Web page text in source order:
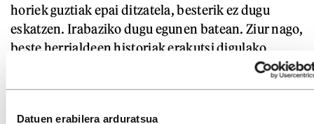
Datuen erabilera arduratsua
horiek guztiak epai ditzatela, besterik ez dugu
eskatzen. Irabaziko dugu egunen batean. Ziur nago,
beste herrialdeen historiak erakutsi digulako
nazioak euren kabuz soilik aska daitezkeela. Geu
ere harro gara gure historiaz: okupatzaileei